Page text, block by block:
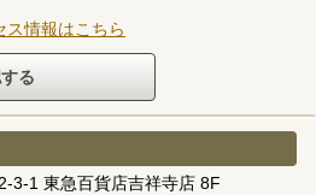
ス情報はこちら
3-1 東急百貨店吉祥寺店 8F